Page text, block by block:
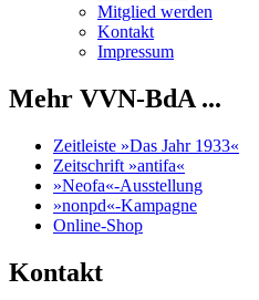
Mitglied werden
Kontakt
Impressum
Mehr VVN-BdA ...
Zeitleiste »Das Jahr 1933«
Zeitschrift »antifa«
»Neofa«-Ausstellung
»nonpd«-Kampagne
Online-Shop
Kontakt